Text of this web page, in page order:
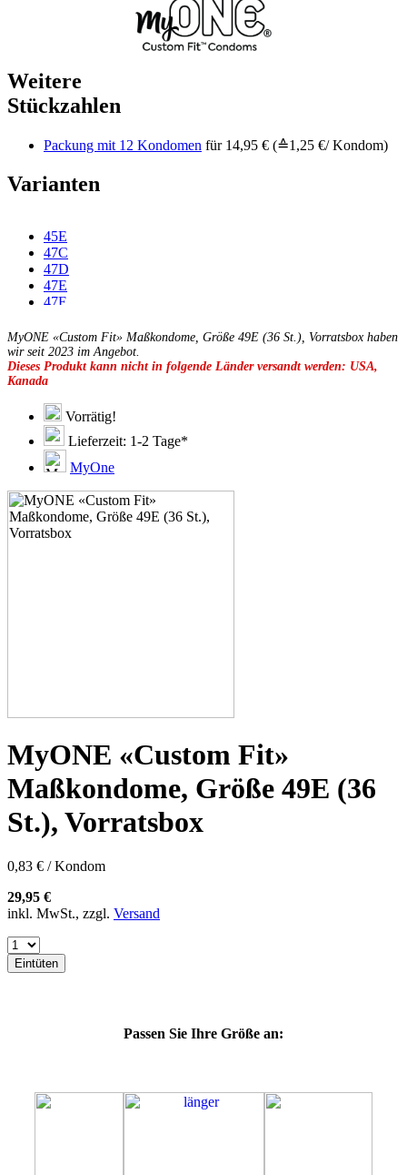
Weitere
Stückzahlen
Packung mit 12 Kondomen für 14,95 € (≙1,25 €/ Kondom)
Varianten
45E
47C
47D
47E
47F
49D
49F
49G
51C
51D
51E
51F
51G
51H
53D
53E
53F
57H
57K
60E
60F
60G
60H
60K
60L
64E
64F
64L
64M
MyONE «Custom Fit» Maßkondome, Größe 49E (36 St.), Vorratsbox haben
wir seit 2023 im Angebot.
Dieses Produkt kann nicht in folgende Länder versandt werden: USA,
Kanada
Vorrätig!
Lieferzeit: 1-2 Tage*
MyOne
MyONE «Custom Fit»
Maßkondome, Größe 49E (36
St.), Vorratsbox
0,83 € / Kondom
29,95 €
inkl. MwSt., zzgl. Versand
Eintüten
Passen Sie Ihre Größe an: